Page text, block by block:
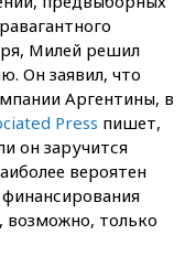
Милей решил
Он заявил, что
Аргентины, в
Press пишет,
он заручится
вероятен
только